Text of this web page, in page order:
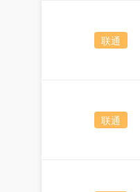
联通
联通